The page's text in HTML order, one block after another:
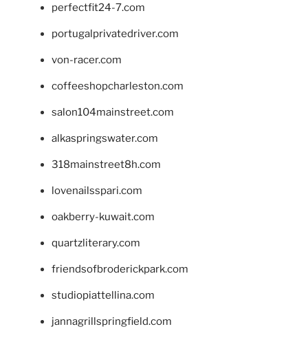
perfectfit24-7.com
portugalprivatedriver.com
von-racer.com
coffeeshopcharleston.com
salon104mainstreet.com
alkaspringswater.com
318mainstreet8h.com
lovenailsspari.com
oakberry-kuwait.com
quartzliterary.com
friendsofbroderickpark.com
studiopiattellina.com
jannagrillspringfield.com